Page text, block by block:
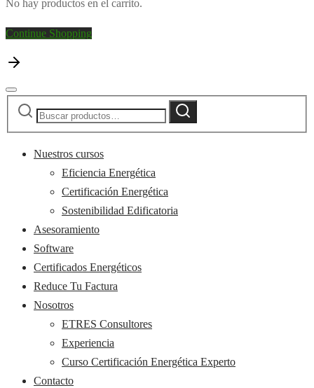
No hay productos en el carrito.
Continue Shopping
Buscar
Buscar
Nuestros cursos
Eficiencia Energética
Certificación Energética
Sostenibilidad Edificatoria
Asesoramiento
Software
Certificados Energéticos
Reduce Tu Factura
Nosotros
ETRES Consultores
Experiencia
Curso Certificación Energética Experto
Contacto